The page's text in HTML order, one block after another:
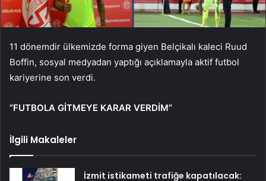
11 dönemdir ülkemizde forma giyen Belçikalı kaleci Ruud
Boffin, sosyal medyadan yaptığı açıklamayla aktif futbol
kariyerine son verdi.
“FUTBOLA GİTMEYE KARAR VERDİM”
İlgili Makaleler
İzmit istikameti trafiğe kapatılacak: